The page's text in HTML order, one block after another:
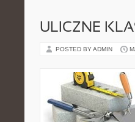
ULICZNE
POSTED BY ADMIN